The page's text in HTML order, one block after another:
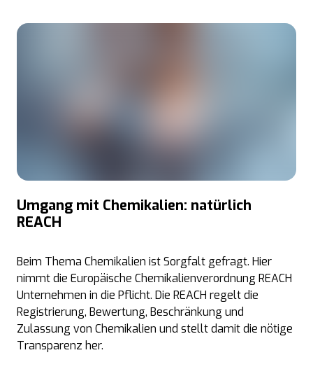
Umgang mit Chemikalien: natürlich
REACH
Beim Thema Chemikalien ist Sorgfalt gefragt. Hier
nimmt die Europäische Chemikalienverordnung REACH
Unternehmen in die Pflicht. Die REACH regelt die
Registrierung, Bewertung, Beschränkung und
Zulassung von Chemikalien und stellt damit die nötige
Transparenz her.